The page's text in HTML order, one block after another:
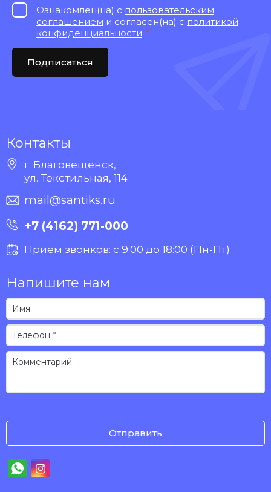
Ознакомлен(на) с пользовательским
соглашением и согласен(на) с политикой
конфиденциальности *
Подписаться
Контакты
г. Благовещенск,
ул. Текстильная, 114
mail@santiks.ru
+7 (4162) 771-000
Прием звонков: с 9:00 до 18:00 (Пн-Пт)
Напишите нам
Отправить